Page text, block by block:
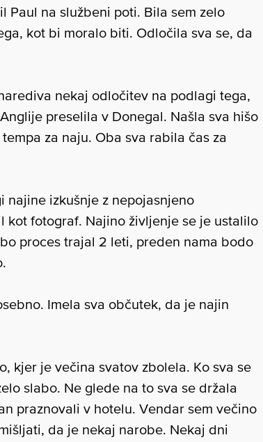
Paul na službeni poti. Bila sem zelo
kot bi moralo biti. Odločila sva se, da
nekaj odločitev na podlagi tega,
preselila v Donegal. Našla sva hišo
za naju. Oba sva rabila čas za
najine izkušnje z nepojasnjeno
kot fotograf. Najino življenje se je ustalilo
proces trajal 2 leti, preden nama bodo
Imela sva občutek, da je najin
kjer je večina svatov zbolela. Ko sva se
slabo. Ne glede na to sva se držala
praznovali v hotelu. Vendar sem večino
da je nekaj narobe. Nekaj dni